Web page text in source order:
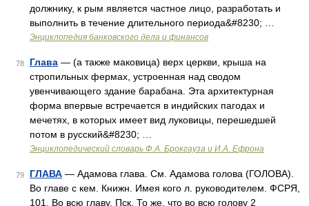
должнику, к рым является частное лицо, разработать и
выполнить в течение длительного периода&#8230; …
Энциклопедия банковского дела и финансов
78 Глава — (а также маковица) верх церкви, крыша на
стропильных фермах, устроенная над сводом
увенчивающего здание барабана. Эта архитектурная
форма впервые встречается в индийских пагодах и
мечетях, в которых имеет вид луковицы, перешедшей
потом в русский&#8230; …
Энциклопедический словарь Ф.А. Брокгауза и И.А. Ефрона
79 ГЛАВА — Адамова глава. См. Адамова голова (ГОЛОВА).
Во главе с кем. Книжн. Имея кого л. руководителем. ФСРЯ,
101. Во всю главу. Пск. То же, что во всю голову 2